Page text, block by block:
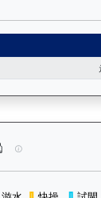
背背龍（H374